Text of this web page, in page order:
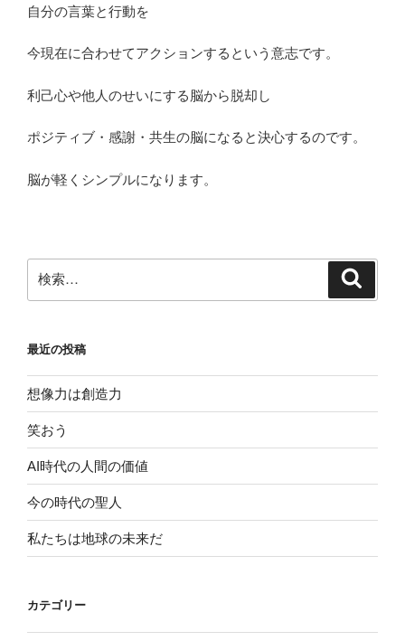
自分の言葉と行動を
今現在に合わせてアクションするという意志です。
利己心や他人のせいにする脳から脱却し
ポジティブ・感謝・共生の脳になると決心するのです。
脳が軽くシンプルになります。
索:
最近の投稿
想像力は創造力
笑おう
AI時代の人間の価値
今の時代の聖人
私たちは地球の未来だ
カテゴリー